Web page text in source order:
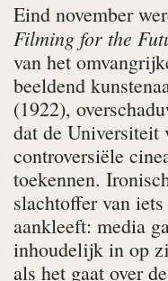
Eind november
Filming for the
van het
beeldend
(1922),
dat de
controversiële
toekennen.
slachtoffer van
aankleeft: media
inhoudelijk in op
als het gaat over